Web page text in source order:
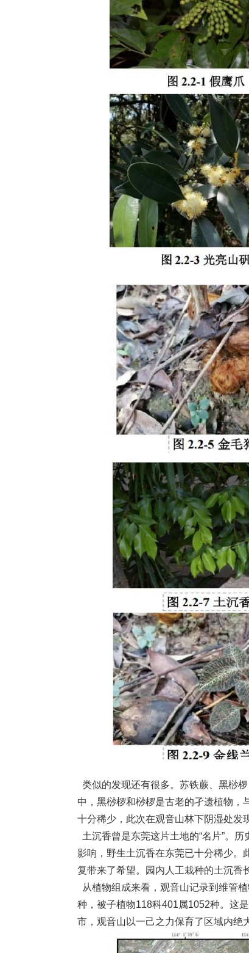
类似的发现还有很多。苏铁蕨、黑桫
中，黑桫椤和桫椤是古老的孑遗植物，
十分稀少，此次在观音山林下阴湿处发
土沉香曾是东莞这片土地的“名片”。
影响，野生土沉香在东莞已十分稀少。
复带来了希望。园内人工栽种的土沉香
从植物组成来看，观音山记录到维管
种，被子植物118科401属1052种。这
市，观音山以一己之力保育了区域内绝